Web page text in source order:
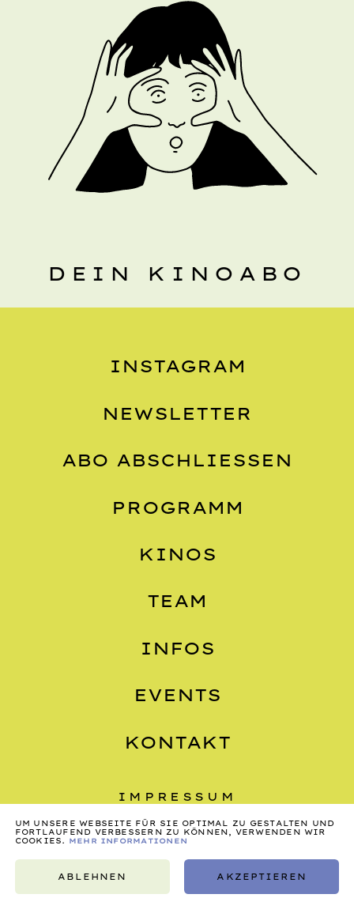
DEIN KINOABO
INSTAGRAM
NEWSLETTER
ABO ABSCHLIESSEN
PROGRAMM
KINOS
TEAM
INFOS
EVENTS
KONTAKT
IMPRESSUM
DATENSCHUTZ
AGB
UM UNSERE WEBSEITE FÜR SIE OPTIMAL ZU GESTALTEN UND
FORTLAUFEND VERBESSERN ZU KÖNNEN, VERWENDEN WIR
COOKIES.
MEHR INFORMATIONEN
ABLEHNEN AKZEPTIEREN